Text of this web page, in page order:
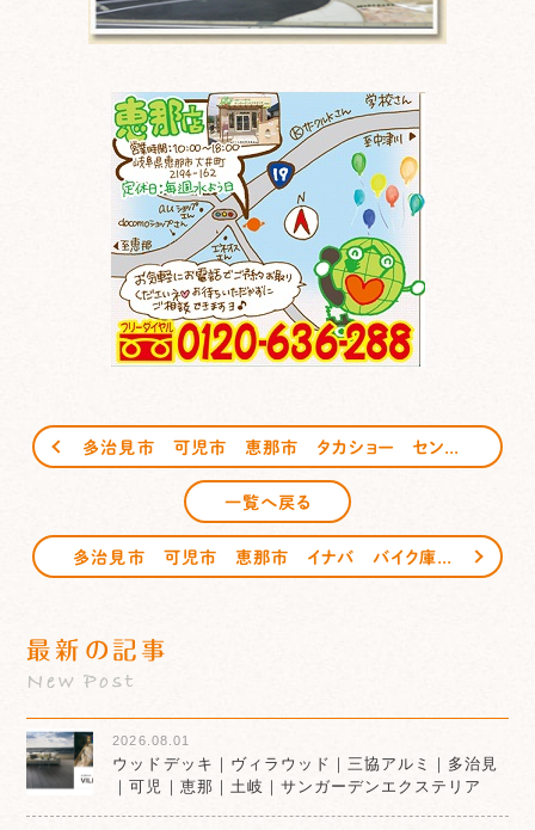
一覧へ戻る
最新の記事
New Post
2026.08.01
ウッドデッキ｜ヴィラウッド｜三協アルミ｜多治見
｜可児｜恵那｜土岐｜サンガーデンエクステリア